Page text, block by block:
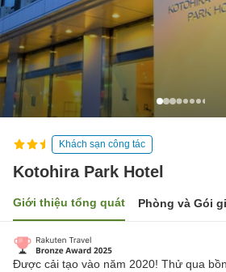
Khách sạn công tác
Kotohira Park Hotel
Giới thiệu tổng quát Phòng và Gói
Được cải tạo vào năm 2020! Thử qua